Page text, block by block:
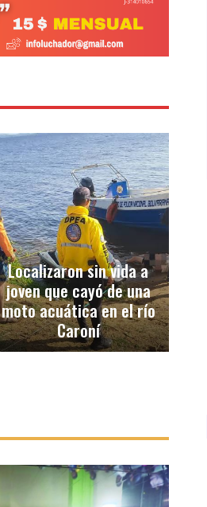
Localizaron sin vida a
joven que cayó de una
moto acuática en el río
Caroní